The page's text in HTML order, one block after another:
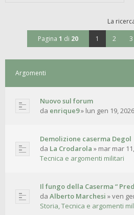
La
Pagina 1 di 20 1 2 3
Argomenti
Nuovo sul forum
da enrique9» lun gen 19,
Demolizione caserma Degol
da La Crodarola » mar mar
Tecnica e argomenti militari
Il fungo della Caserma “
da Alberto Marchesi »ven
Storia, Tecnica e argomenti